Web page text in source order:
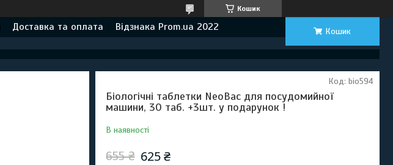
Кошик
Доставка та оплата Відзнака Prom.ua 2022 Кошик
Біологічні таблетки NeoBac для посудомийної
машини, 30 таб. +3шт. у подарунок !
В наявності
Код: bio594
655 ₴ 625 ₴